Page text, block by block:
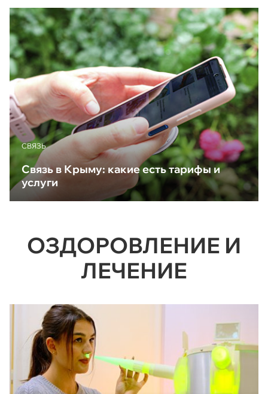
CВЯЗЬ
Связь в Крыму: какие есть тарифы и
услуги
ОЗДОРОВЛЕНИЕ И
ЛЕЧЕНИЕ